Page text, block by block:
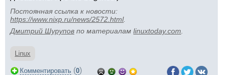
Постоянная ссылка к новости:
https://www.nixp.ru/news/2572.html.
Дмитрий Шурупов по материалам linuxtoday.com
Linux
Комментировать (0)